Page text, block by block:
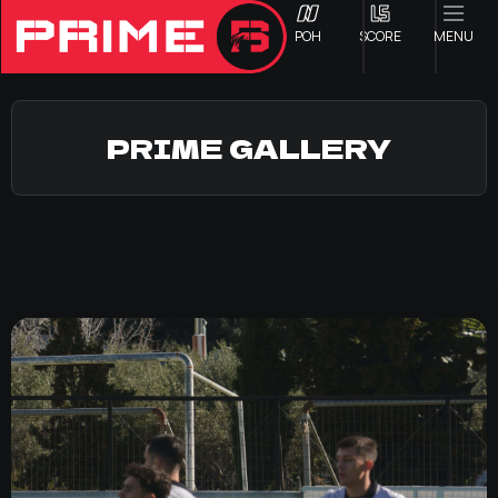
ΡΟΗ SCORE MENU
Α2 ΕΠΣΗ
Β1 ΕΠΣΗ
Β2 ΕΠΣΗ
PRIME GALLERY